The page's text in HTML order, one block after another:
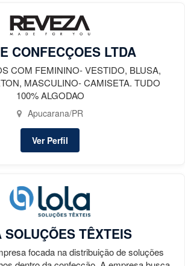
CONFECÇOES LTDA
COM FEMININO- VESTIDO, BLUSA,
MASCULINO- CAMISETA. TUDO
100% ALGODAO
Apucarana/PR
Ver Perfil
SOLUÇÕES TÊXTEIS
focada na distribuição de soluções